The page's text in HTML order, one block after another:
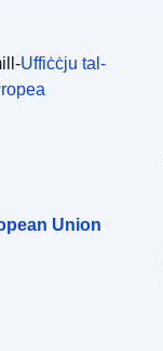
Uffiċċju tal-
Union